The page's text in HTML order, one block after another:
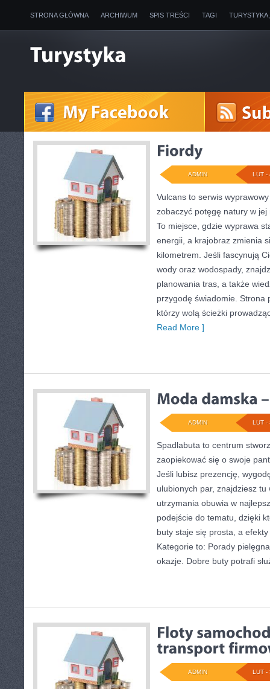
STRONA GŁÓWNA ARCHIWUM SPIS TREŚCI TAGI
LUT -
ADMIN
Vulcans to serwis
zobaczyć potęgę natury w jej
To miejsce, gdzie wyprawa
energii, a krajobraz zmienia
kilometrem. Jeśli fascynują
wody oraz wodospady,
planowania tras, a także
przygodę świadomie. Strona
którzy wolą ścieżki
Read More ]
LUT -
ADMIN
Spadlabuta to centrum
zaopiekować się o swoje
Jeśli lubisz prezencję,
ulubionych par, znajdziesz
utrzymania obuwia w
podejście do tematu, dzięki
buty staje się prosta, a
Kategorie to: Porady
okazje. Dobre buty potrafi
LUT -
ADMIN